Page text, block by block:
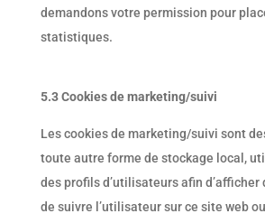
demandons votre permission pour
statistiques.
5.3 Cookies de marketing/suivi
Les cookies de marketing/suivi sont
toute autre forme de stockage local,
des profils d’utilisateurs afin
de suivre l’utilisateur sur ce site web